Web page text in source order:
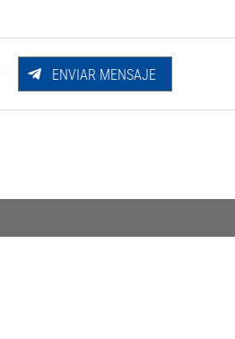
ENVIAR MENSAJE